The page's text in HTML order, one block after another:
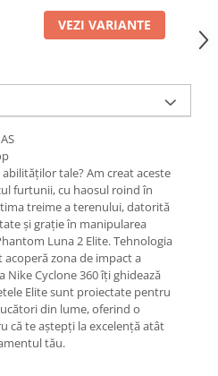
VEZI VARIANTE
tale? Am creat aceste
furtunii, cu haosul roind în
treime a terenului, datorită
și grație în manipularea
Luna 2 Elite. Tehnologia
zona de impact a
Cyclone 360 îți ghidează
Elite sunt proiectate pentru
din lume, oferind o
că te aștepți la excelență atât
tău.